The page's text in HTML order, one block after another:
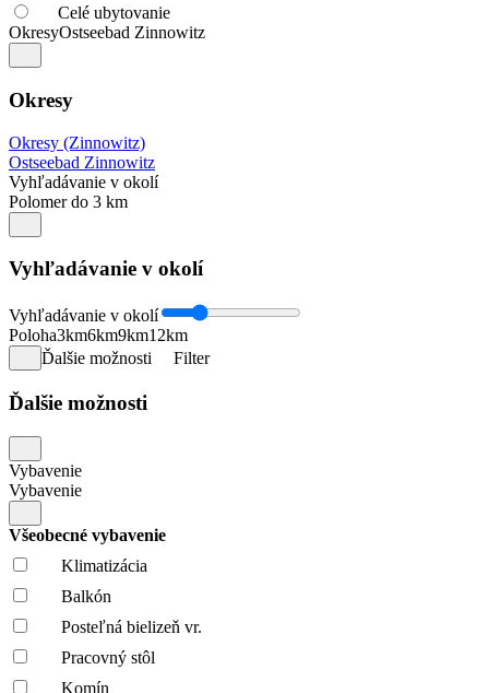
Celé ubytovanie
OkresyOstseebad Zinnowitz
Okresy
Okresy (Zinnowitz)
Ostseebad Zinnowitz
Vyhľadávanie v okolí
Polomer do 3 km
Vyhľadávanie v okolí
Vyhľadávanie v okolí
Poloha3km6km9km12km
Ďalšie možnosti
Filter
Ďalšie možnosti
Vybavenie
Vybavenie
Všeobecné vybavenie
Klimatizácia
Balkón
Posteľná bielizeň vr.
Pracovný stôl
Komín